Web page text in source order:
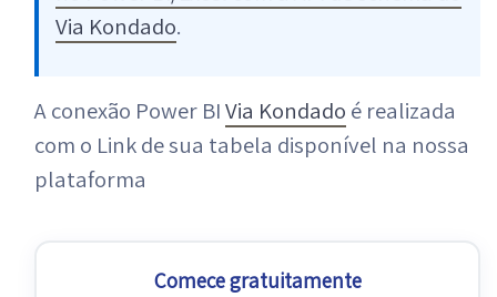
Via Kondado.
A conexão Power BIVia Kondado é realizada
com o Link de sua tabela disponível na nossa
plataforma
Comece gratuitamente